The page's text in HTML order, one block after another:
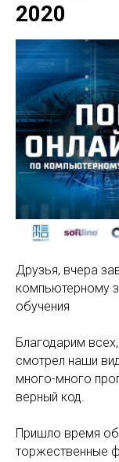
2020
Друзья, вчера
компьютерному
обучения
Благодарим
смотрел наши
много-много
верный код.
Пришло время
торжественные